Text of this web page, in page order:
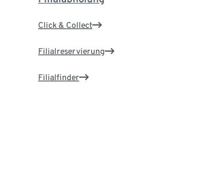
Click & Collect
Filialreservierung
Filialfinder